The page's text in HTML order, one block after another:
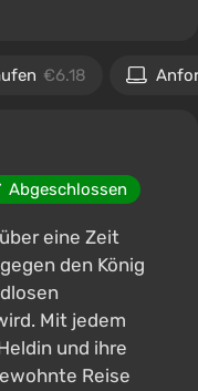
€6.18
Abgeschlossen
eine Zeit
den König
Mit jedem
und ihre
Reise